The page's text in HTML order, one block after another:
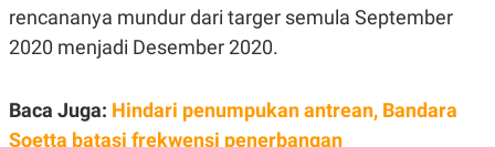
KANAL
SA
rencananya mundur dari targer semula September
2020 menjadi Desember 2020.
Baca Juga: Hindari penumpukan antrean, Bandara
Soetta batasi frekwensi penerbangan